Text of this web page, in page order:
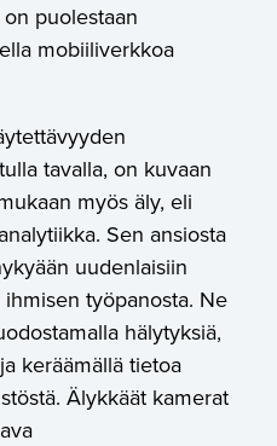
puolestaan
mobiiliverkkoa
tavalla, on kuvaan
myös äly, eli
Sen ansiosta
uudenlaisiin
työpanosta. Ne
hälytyksiä,
keräämällä tietoa
Älykkäät kamerat